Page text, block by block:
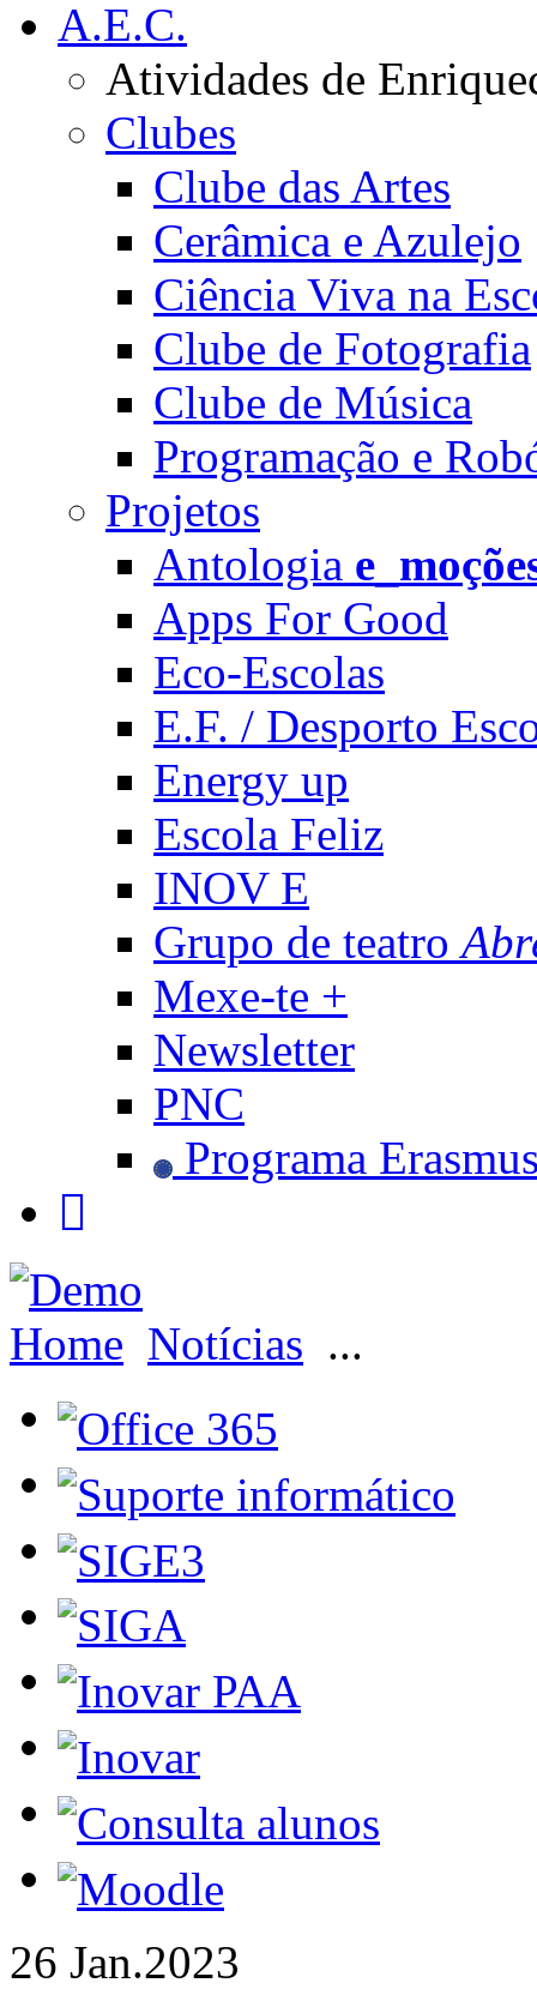
A.E.C.
Atividades de
Clubes
Clube das Artes
Cerâmica e Azulejo
Ciência Viva na
Clube de Fotografia
Clube de Música
Programação e
Projetos
Antologia
Apps For Good
Eco-Escolas
E.F. / Desporto
Energy up
Escola Feliz
INOV E
Grupo de teatro
Mexe-te +
Newsletter
PNC
Programa
Home Notícias ...
26 Jan.2023